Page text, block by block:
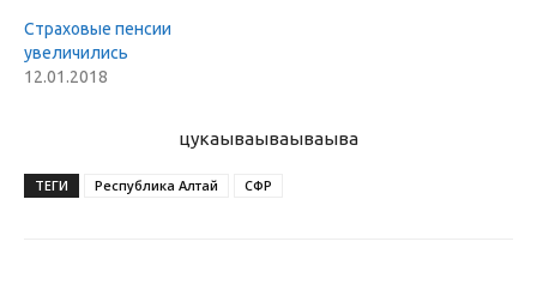
Страховые пенсии
увеличились
12.01.2018
цукаываываываыва
ТЕГИ Республика Алтай СФР